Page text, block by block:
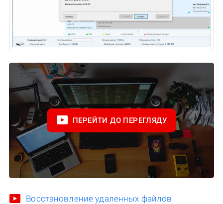
ПЕРЕЙТИ ДО ПЕРЕГЛЯДУ
Восстановление удаленных файлов